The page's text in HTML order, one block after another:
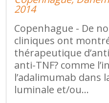
2014
Copenhague - De
cliniques ont
thérapeutique
anti-TNF? comme
l’adalimumab dans
luminale et/ou...